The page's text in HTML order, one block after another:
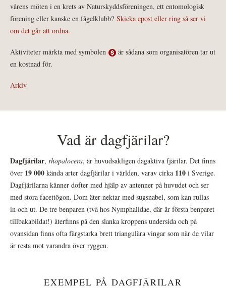
vårens möten i en krets av Naturskyddsföreningen, ett entomologisk
förening eller kanske en fågelklubb? Skicka epost eller ring så ser vi
om det går att ordna.
Aktiviteter märkta med symbolen
är sådana som organisatören tar ut
en kostnad för.
Arkiv
Vad är dagfjärilar?
Dagfjärilar, rhopalocera, är huvudsakligen dagaktiva fjärilar. Det finns
över 19 000 kända arter dagfjärilar i världen, varav cirka 110 i Sverige.
Dagfjärilarna känner dofter med hjälp av antenner på huvudet och ser
med stora facettögon. Dom äter nektar med sugsnabel, som kan rullas
in och ut. De tre benparen (två hos Nymphalidae, där är första benparet
tillbakabildat!) återfinns på den slanka kroppens undersida och på
ovansidan finns ofta färgstarka brett triangulära vingar som när de vilar
är resta mot varandra över ryggen.
EXEMPEL PÅ DAGFJÄRILAR